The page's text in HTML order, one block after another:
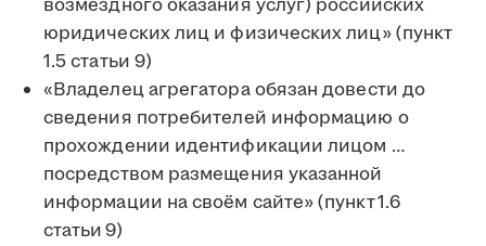
возмездного оказания услуг) российских
юридических лиц и физических лиц» (пункт
1.5 статьи 9)
«Владелец агрегатора обязан довести до
сведения потребителей информацию о
прохождении идентификации лицом …
посредством размещения указанной
информации на своём сайте» (пункт 1.6
статьи 9)